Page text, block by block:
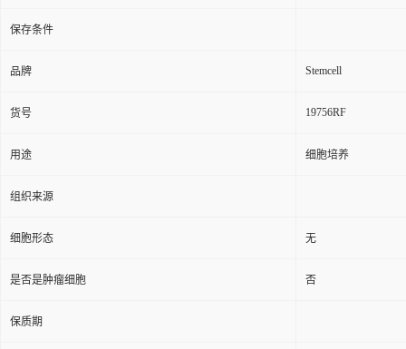
保存条件
品牌 Stemcell
货号 19756RF
用途 细胞培养
组织来源
细胞形态 无
是否是肿瘤细胞 否
保质期